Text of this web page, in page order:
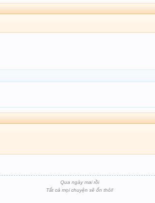
Qua ngày mai rồi
Tất cả mọi chuyện sẽ ổn thôi!